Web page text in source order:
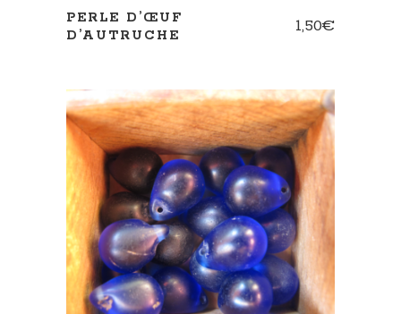
PERLE D’ŒUF
D’AUTRUCHE
1,50€
AJOUTER AU PANIER